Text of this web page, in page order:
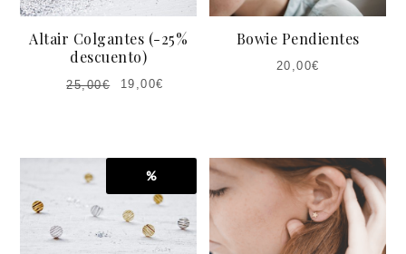
Altair Colgantes (-25%
descuento)
25,00€ 19,00€
Bowie Pendientes
20,00€
%